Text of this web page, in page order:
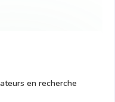
en recherche